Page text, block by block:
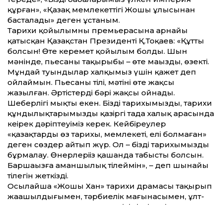
құрған», «Қазақ мемлекет­тігі Жошы ұлысынан
басталады» деген ұстаным.
Тарихи қойылымның премьерасына арнайы
қатысқан Қазақ­стан Президенті Қ.Тоқаев: «Құт­ты
болсын! Өте керемет қойылым болды. Шын
мәнінде, пьесаның тақырыбы – өте маңызды, өзекті.
Мұндай туындылар халқымыз үшін қажет деп
ойлаймын. Пьесаның тілі, мәтіні өте жақсы
жазылған. Әртістердің бәрі жақсы ойнады.
Шеберлігі мықты екен. Біздің тарихымызды, тарихи
құндылықтарымызды қазіргі таңда халық арасында
кеңірек дәріптеуіміз керек. Кейбіреулер
«қазақтардың өз тарихы, мемлекеті, елі болмаған»
деген сөздер айтып жүр. Ол – біздің тарихымызды
бұрмалау. Өнерлеріңіз қашанда табысты болсын.
Баршаңызға аманшылық тілеймін», – деп шынайы
тілегін жеткізді.
Осылайша «Жошы Хан» тарихи драмасы тақырып
жаңашылдығымен, тәрбиелік мағынасымен, ұлт­